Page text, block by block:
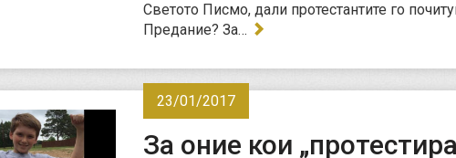
Светото Писмо, дали протестантите го
Предание? За…
23/01/2017
За оние кои